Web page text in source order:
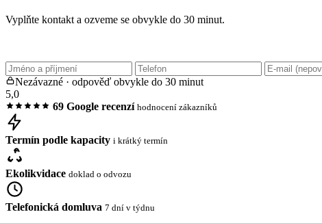
Vyplňte kontakt a ozveme se obvykle do 30 minut.
Nezávazné · odpověď obvykle do 30 minut
5,0
69 Google recenzí hodnocení zákazníků
Termín podle kapacity i krátký termín
Ekolikvidace doklad o odvozu
Telefonická domluva 7 dní v týdnu